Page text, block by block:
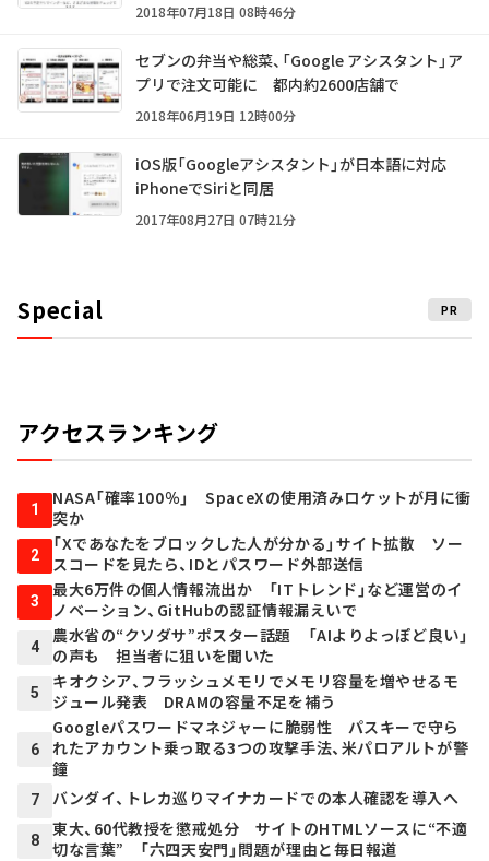
2018年07月18日 08時46分
セブンの弁当や総菜、「Google アシスタント」ア
プリで注文可能に 都内約2600店舗で
2018年06月19日 12時00分
iOS版「Googleアシスタント」が日本語に対応
iPhoneでSiriと同居
2017年08月27日 07時21分
Special PR
アクセスランキング
1
NASA「確率100％」 SpaceXの使用済みロケットが月に衝
突か
2
「Xであなたをブロックした人が分かる」サイト拡散 ソー
スコードを見たら、IDとパスワード外部送信
3
最大6万件の個人情報流出か 「ITトレンド」など運営のイ
ノベーション、GitHubの認証情報漏えいで
4
農水省の“クソダサ”ポスター話題 「AIよりよっぽど良い」
の声も 担当者に狙いを聞いた
5
キオクシア、フラッシュメモリでメモリ容量を増やせるモ
ジュール発表 DRAMの容量不足を補う
6
Googleパスワードマネジャーに脆弱性 パスキーで守ら
れたアカウント乗っ取る3つの攻撃手法、米パロアルトが警
鐘
7 バンダイ、トレカ巡りマイナカードでの本人確認を導入へ
8
東大、60代教授を懲戒処分 サイトのHTMLソースに“不適
切な言葉” 「六四天安門」問題が理由と毎日報道